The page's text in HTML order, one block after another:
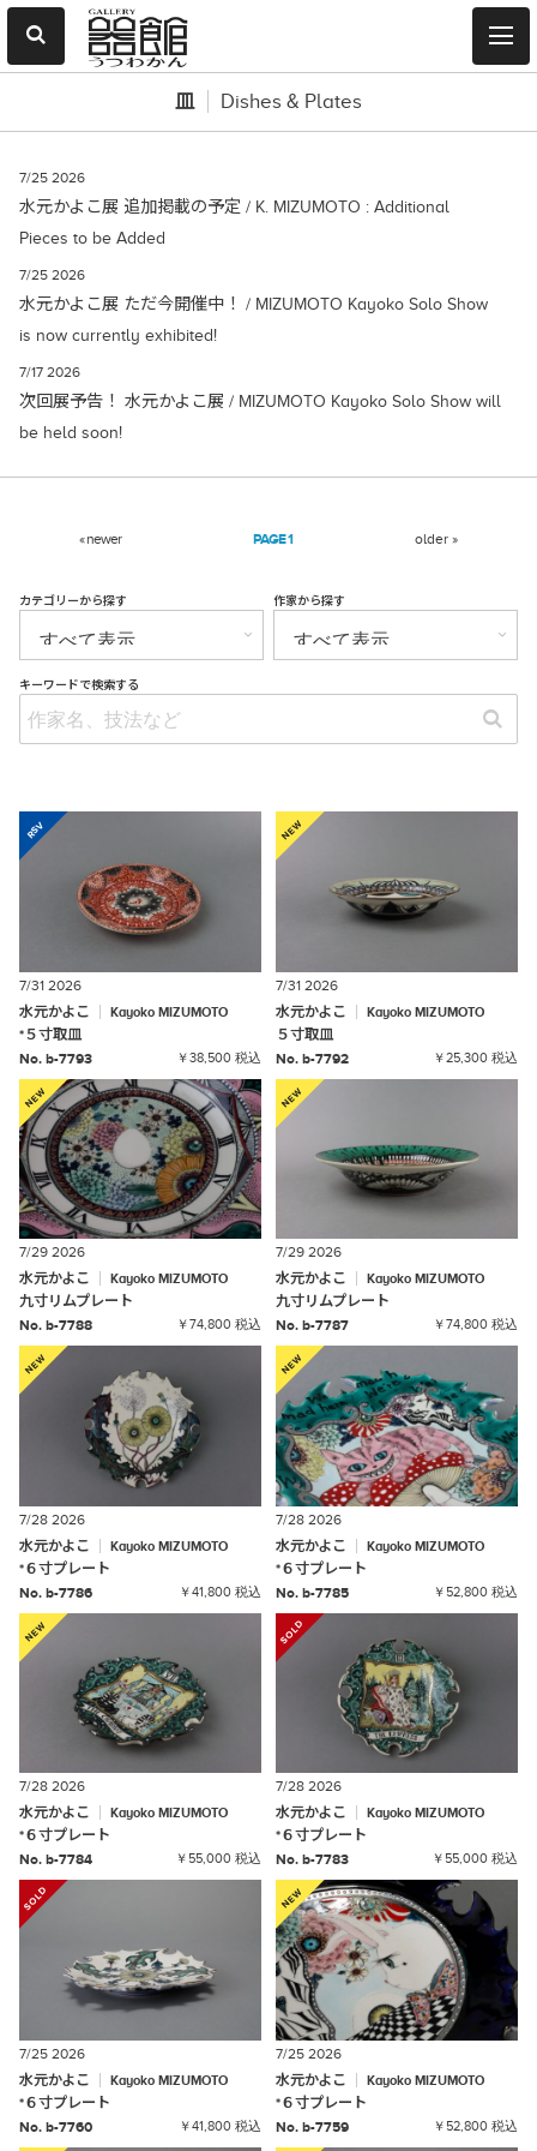
皿 Dishes & Plates
7/25 2026
水元かよこ展 追加掲載の予定 / K. MIZUMOTO : Additional
Pieces to be Added
7/25 2026
水元かよこ展 ただ今開催中！ / MIZUMOTO Kayoko Solo Show
is now currently exhibited!
7/17 2026
次回展予告！ 水元かよこ展 / MIZUMOTO Kayoko Solo Show will
be held soon!
« newer 1 older »
カテゴリーから探す 作家から探す
キーワードで検索する
7/31 2026
水元かよこ
Kayoko MIZUMOTO
*５寸取皿
No. b-7793
￥38,500 税込
7/31 2026
水元かよこ
Kayoko MIZUMOTO
５寸取皿
No. b-7792
￥25,300 税込
7/29 2026
水元かよこ
Kayoko MIZUMOTO
九寸リムプレート
No. b-7788
￥74,800 税込
7/29 2026
水元かよこ
Kayoko MIZUMOTO
九寸リムプレート
No. b-7787
￥74,800 税込
7/28 2026
水元かよこ
Kayoko MIZUMOTO
*６寸プレート
No. b-7786
￥41,800 税込
7/28 2026
水元かよこ
Kayoko MIZUMOTO
*６寸プレート
No. b-7785
￥52,800 税込
7/28 2026
水元かよこ
Kayoko MIZUMOTO
*６寸プレート
No. b-7784
￥55,000 税込
7/28 2026
水元かよこ
Kayoko MIZUMOTO
*６寸プレート
No. b-7783
￥55,000 税込
7/25 2026
水元かよこ
Kayoko MIZUMOTO
*６寸プレート
No. b-7760
￥41,800 税込
7/25 2026
水元かよこ
Kayoko MIZUMOTO
*６寸プレート
No. b-7759
￥52,800 税込